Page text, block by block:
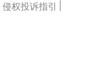
侵权投诉指引